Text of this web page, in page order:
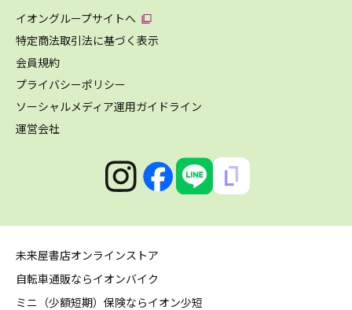
イオングループサイトへ
特定商法取引法に基づく表示
会員規約
プライバシーポリシー
ソーシャルメディア運用ガイドライン
運営会社
未来屋書店オンラインストア
自転車通販ならイオンバイク
ミニ（少額短期）保険ならイオン少短